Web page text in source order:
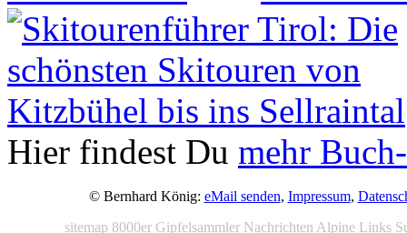
Hier findest Du mehr
© Bernhard König: eMail senden, Impressum,
sitemap 8000er Gipfelsammler Nachrichten Alpine Links